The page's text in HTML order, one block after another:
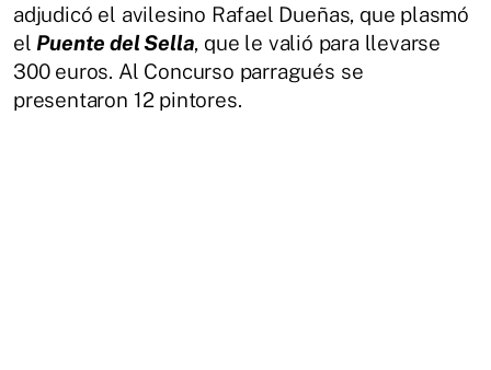
adjudicó el avilesino Rafael Dueñas, que plasmó
el Puente del Sella, que le valió para llevarse
300 euros. Al Concurso parragués se
presentaron 12 pintores.